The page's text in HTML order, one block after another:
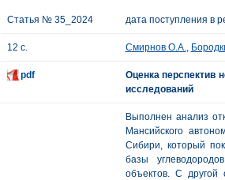
Статья № 35_2024 дата поступления в
12 с. Смирнов О.А.,
pdf
Оценка перспектив
исследований
Выполнен анализ
Мансийского
Сибири, который
базы
объектов. С другой